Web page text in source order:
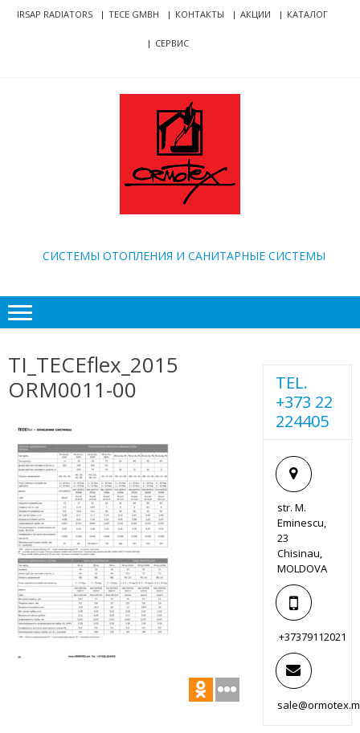
Skip
SkipIRSAP RADIATORS TECE GMBH КОНТАКТЫ АКЦИИ КАТАЛОГ
СЕРВИС
CИСТЕМЫ ОТОПЛЕНИЯ И САНИТАРНЫЕ СИСТЕМЫ
TI_TECEflex_2015
ORM0011-00
TEL.
+373 22
224405
str. M.
Eminescu,
23
Chisinau,
MOLDOVA
+37379112021